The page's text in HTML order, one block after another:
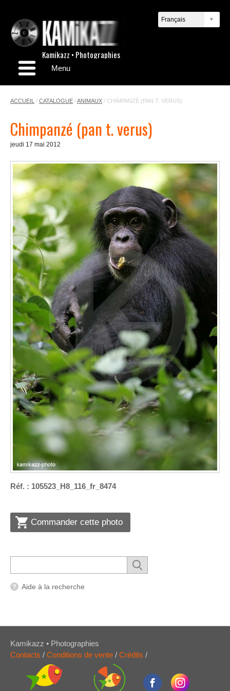
Kamikazz • Photographies
Menu
ACCUEIL / CATALOGUE /ANIMAUX / CHIMPANZÉ (PAN T. VERUS)
Chimpanzé (pan t. verus)
jeudi 17 mai 2012
Réf. : 105523_H8_116_fr_8474
Commander cette photo
Aide à la recherche
Kamikazz • Photographies
Contacts / Conditions de vente / Crédits /